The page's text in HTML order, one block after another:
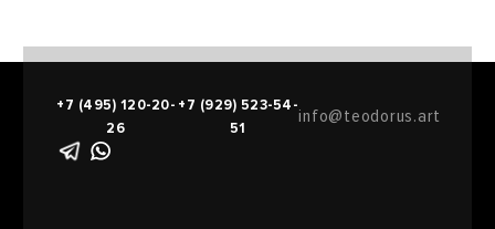
+7 (495) 120-20-
26
+7 (929) 523-54-
51
info@teodorus.art